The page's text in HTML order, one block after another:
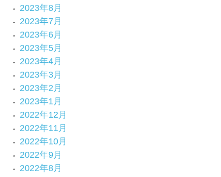
2023年8月
2023年7月
2023年6月
2023年5月
2023年4月
2023年3月
2023年2月
2023年1月
2022年12月
2022年11月
2022年10月
2022年9月
2022年8月